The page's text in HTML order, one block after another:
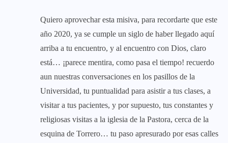
Quiero aprovechar esta misiva, para recordarte que este
año 2020, ya se cumple un siglo de haber llegado aquí
arriba a tu encuentro, y al encuentro con Dios, claro
está… ¡parece mentira, como pasa el tiempo! recuerdo
aun nuestras conversaciones en los pasillos de la
Universidad, tu puntualidad para asistir a tus clases, a
visitar a tus pacientes, y por supuesto, tus constantes y
religiosas visitas a la iglesia de la Pastora, cerca de la
esquina de Torrero… tu paso apresurado por esas calles